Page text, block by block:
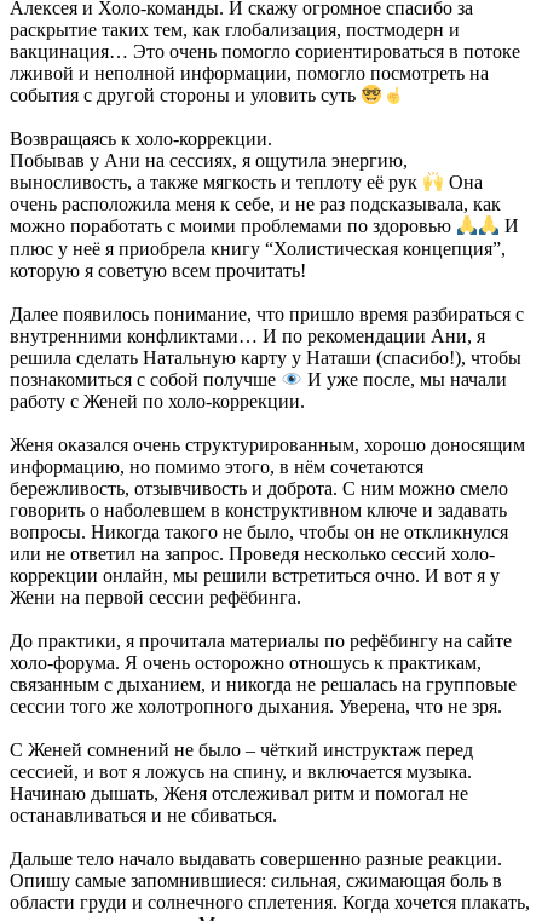
Алексея и Холо-команды. И скажу огромное спасибо за
раскрытие таких тем, как глобализация, постмодерн и
вакцинация… Это очень помогло сориентироваться в потоке
лживой и неполной информации, помогло посмотреть на
события с другой стороны и уловить суть
Возвращаясь к холо-коррекции.
Побывав у Ани на сессиях, я ощутила энергию,
выносливость, а также мягкость и теплоту её рук
Она
очень расположила меня к себе, и не раз подсказывала, как
можно поработать с моими проблемами по здоровью
И
плюс у неё я приобрела книгу “Холистическая концепция”,
которую я советую всем прочитать!
Далее появилось понимание, что пришло время разбираться с
внутренними конфликтами… И по рекомендации Ани, я
решила сделать Натальную карту у Наташи (спасибо!), чтобы
познакомиться с собой получше
И уже после, мы начали
работу с Женей по холо-коррекции.
Женя оказался очень структурированным, хорошо доносящим
информацию, но помимо этого, в нём сочетаются
бережливость, отзывчивость и доброта. С ним можно смело
говорить о наболевшем в конструктивном ключе и задавать
вопросы. Никогда такого не было, чтобы он не откликнулся
или не ответил на запрос. Проведя несколько сессий холо-
коррекции онлайн, мы решили встретиться очно. И вот я у
Жени на первой сессии рефёбинга.
До практики, я прочитала материалы по рефёбингу на сайте
холо-форума. Я очень осторожно отношусь к практикам,
связанным с дыханием, и никогда не решалась на групповые
сессии того же холотропного дыхания. Уверена, что не зря.
С Женей сомнений не было – чёткий инструктаж перед
сессией, и вот я ложусь на спину, и включается музыка.
Начинаю дышать, Женя отслеживал ритм и помогал не
останавливаться и не сбиваться.
Дальше тело начало выдавать совершенно разные реакции.
Опишу самые запомнившиеся: сильная, сжимающая боль в
области груди и солнечного сплетения. Когда хочется плакать,